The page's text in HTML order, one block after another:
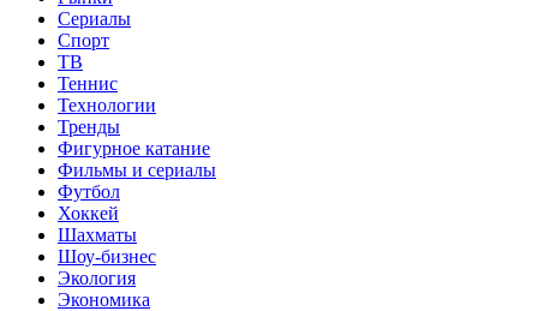
Сериалы
Спорт
ТВ
Теннис
Технологии
Тренды
Фигурное катание
Фильмы и сериалы
Футбол
Хоккей
Шахматы
Шоу-бизнес
Экология
Экономика